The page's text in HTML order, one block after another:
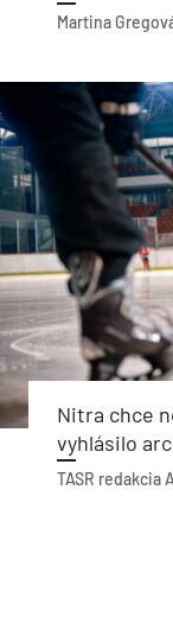
Martina
Nitra chce
vyhlásilo
TASR redakcia